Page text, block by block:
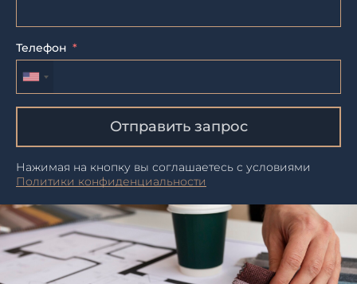
Телефон
Отправить запрос
Нажимая на кнопку вы соглашаетесь с условиями
Политики конфиденциальности